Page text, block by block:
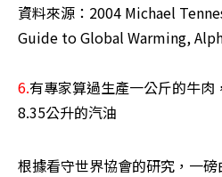
資料來源：2004 Michael
Guide to Global Warming,
6.有專家算過生產一公斤的牛
8.35公升的汽油
根據看守世界協會的研究，一磅